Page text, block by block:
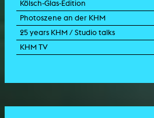
Kölsch-Glas-Edition
Photoszene an der KHM
25 years KHM / Studio talks
KHM TV